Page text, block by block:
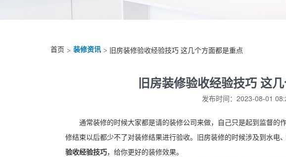
首页 > 装修资讯 > 旧房装修验收经验技巧 这几个方面都是重点
旧房装修验收经验技巧 这
发布时间：2023-08-01
通常装修的时候大家都是请的装修公司来做，自己只是起到监督的
修结束以后都少不了对装修结果进行验收。旧房装修的时候涉及到水电
验收经验技巧，给你更好的装修效果。